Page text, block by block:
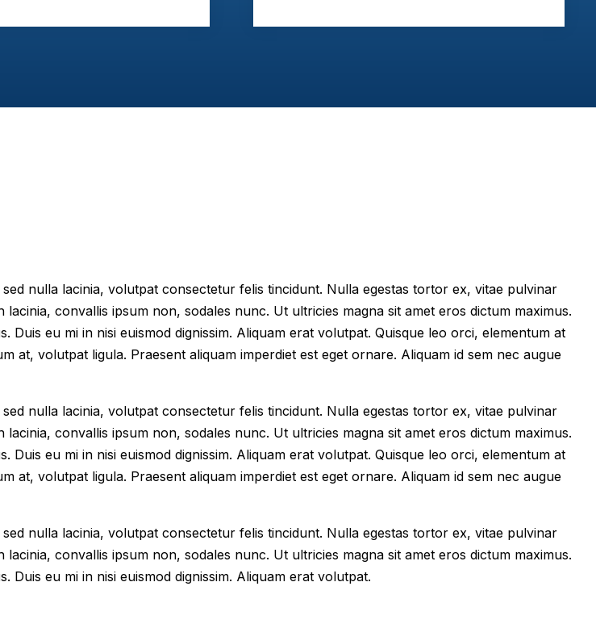
nulla lacinia, volutpat consectetur felis tincidunt. Nulla egestas tortor ex, vitae pulvinar
convallis ipsum non, sodales nunc. Ut ultricies magna sit amet eros dictum maximus.
eu mi in nisi euismod dignissim. Aliquam erat volutpat. Quisque leo orci, elementum at
volutpat ligula. Praesent aliquam imperdiet est eget ornare. Aliquam id sem nec augue
nulla lacinia, volutpat consectetur felis tincidunt. Nulla egestas tortor ex, vitae pulvinar
convallis ipsum non, sodales nunc. Ut ultricies magna sit amet eros dictum maximus.
eu mi in nisi euismod dignissim. Aliquam erat volutpat. Quisque leo orci, elementum at
volutpat ligula. Praesent aliquam imperdiet est eget ornare. Aliquam id sem nec augue
nulla lacinia, volutpat consectetur felis tincidunt. Nulla egestas tortor ex, vitae pulvinar
convallis ipsum non, sodales nunc. Ut ultricies magna sit amet eros dictum maximus.
eu mi in nisi euismod dignissim. Aliquam erat volutpat.